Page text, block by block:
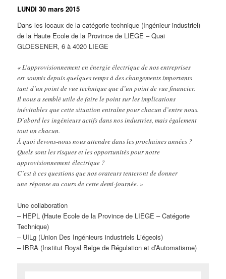
LUNDI 30 mars 2015
Dans les locaux de la catégorie technique (Ingénieur industriel)
de la Haute Ecole de la Province de LIEGE – Quai
GLOESENER, 6 à 4020 LIEGE
« L’approvisionnement en énergie électrique de nos entreprises
est soumis depuis quelques temps à des changements importants
tant d’un point de vue technique que d’un point de vue financier.
Il nous a semblé utile de faire le point sur les implications
inévitables que cette situation entraîne pour chacun d’entre nous.
D’abord les ingénieurs actifs dans nos industries, mais également
tout un chacun.
À quoi devons-nous nous attendre dans les prochaines années ?
Quels sont les risques et les opportunités pour notre
approvisionnement électrique ?
C’est à ces questions que nos orateurs tenteront de donner
une réponse au cours de cette demi-journée. »
Une collaboration
– HEPL (Haute Ecole de la Province de LIEGE – Catégorie
Technique)
– UILg (Union Des Ingénieurs industriels Liégeois)
– IBRA (Institut Royal Belge de Régulation et d’Automatisme)